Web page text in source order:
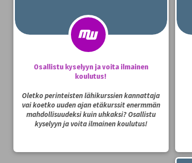
Osallistu kyselyyn ja voita ilmainen
koulutus!
Oletko perinteisten lähikurssien kannattaja
vai koetko uuden ajan etäkurssit enermmän
mahdollisuudeksi kuin uhkaksi? Osallistu
kyselyyn ja voita ilmainen koulutus!